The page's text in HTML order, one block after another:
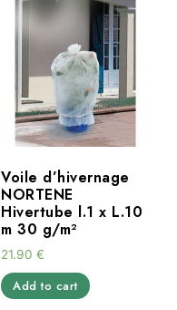
Voile d’hivernage
NORTENE
Hivertube l.1 x L.10
m 30 g/m²
21.90 €
Add to cart